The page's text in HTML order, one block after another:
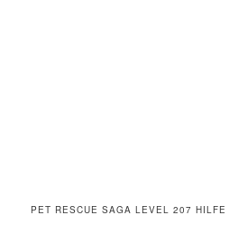
PET RESCUE SAGA LEVEL 207 HILFE